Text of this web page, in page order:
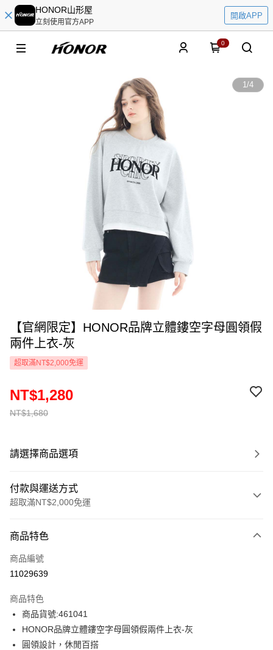
HONOR山形屋
立刻使用官方APP
開啟APP
0
1/4
【官網限定】HONOR品牌立體鏤空字母圓領假
兩件上衣-灰
超取滿NT$2,000免運
NT$1,680
NT$1,280
請選擇商品選項
付款與運送方式
超取滿NT$2,000免運
信用卡一次付款
超商取貨付款
Apple Pay
街口支付
商品特色
商品編號
11029639
商品特色
商品貨號:461041
HONOR品牌立體鏤空字母圓領假兩件上衣-灰
圓領設計，休閒百搭